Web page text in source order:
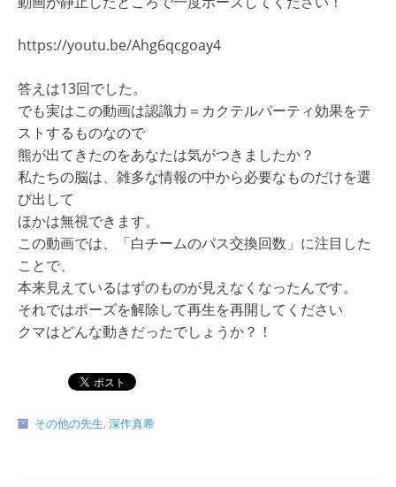
https://youtu.be/Ahg6qcgoay4
答えは13回でした。
でも実はこの動画は認識力＝カクテルパーティ効果をテ
ストするものなので
熊が出てきたのをあなたは気がつきましたか？
私たちの脳は、雑多な情報の中から必要なものだけを選
び出して
ほかは無視できます。
この動画では、「白チームのパス交換回数」に注目した
ことで、
本来見えているはずのものが見えなくなったんです。
それではポーズを解除して再生を再開してください
クマはどんな動きだったでしょうか？！
その他の先生, 深作真希